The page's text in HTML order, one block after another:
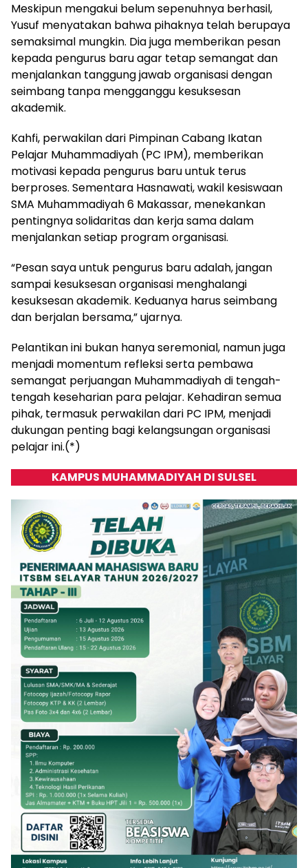
Meskipun mengakui belum sepenuhnya berhasil,
Yusuf menyatakan bahwa pihaknya telah berupaya
semaksimal mungkin. Dia juga memberikan pesan
kepada pengurus baru agar tetap semangat dan
menjalankan tanggung jawab organisasi dengan
seimbang tanpa mengganggu kesuksesan
akademik.
Kahfi, perwakilan dari Pimpinan Cabang Ikatan
Pelajar Muhammadiyah (PC IPM), memberikan
motivasi kepada pengurus baru untuk terus
berproses. Sementara Hasnawati, wakil kesiswaan
SMA Muhammadiyah 6 Makassar, menekankan
pentingnya solidaritas dan kerja sama dalam
menjalankan setiap program organisasi.
“Pesan saya untuk pengurus baru adalah, jangan
sampai kesuksesan organisasi menghalangi
kesuksesan akademik. Keduanya harus seimbang
dan berjalan bersama,” ujarnya.
Pelantikan ini bukan hanya seremonial, namun juga
menjadi momentum refleksi serta pembawa
semangat perjuangan Muhammadiyah di tengah-
tengah keseharian para pelajar. Kehadiran semua
pihak, termasuk perwakilan dari PC IPM, menjadi
dukungan penting bagi kelangsungan organisasi
pelajar ini.(*)
KAMPUS MUHAMMADIYAH DI SULSEL